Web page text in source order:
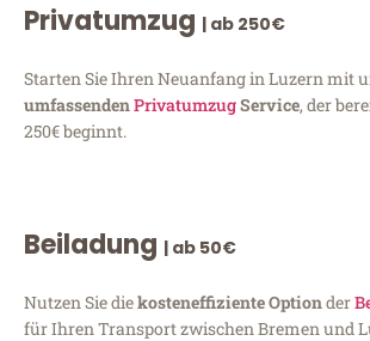
Privatumzug | ab 250€
Starten Sie Ihren Neuanfang in Luzern mit
umfassendenPrivatumzugService, der
250€ beginnt.
Beiladung | ab 50€
Nutzen Sie diekosteneffiziente Optionder
für Ihren Transport zwischen Bremen und